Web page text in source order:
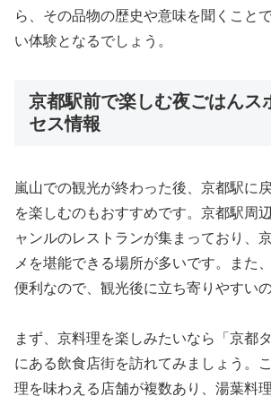
ら、その品物の歴史や意味を聞くこと
い体験となるでしょう。
京都駅前で楽しむ夜ごはんス
セス情報
嵐山での観光が終わった後、京都駅に
を楽しむのもおすすめです。京都駅周
ャンルのレストランが集まっており、
メを堪能できる場所が多いです。また
便利なので、観光後に立ち寄りやすい
まず、京料理を楽しみたいなら「京都
にある飲食店街を訪れてみましょう。
理を味わえる店舗が複数あり、湯葉料